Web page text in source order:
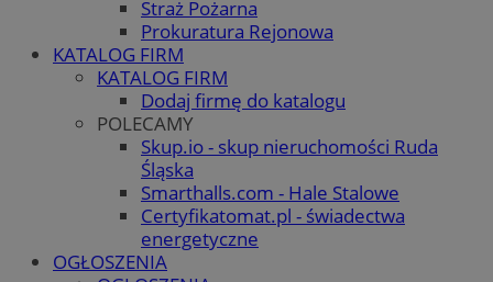
Straż Pożarna
Prokuratura Rejonowa
KATALOG FIRM
KATALOG FIRM
Dodaj firmę do katalogu
POLECAMY
Skup.io - skup nieruchomości Ruda
Śląska
Smarthalls.com - Hale Stalowe
Certyfikatomat.pl - świadectwa
energetyczne
OGŁOSZENIA